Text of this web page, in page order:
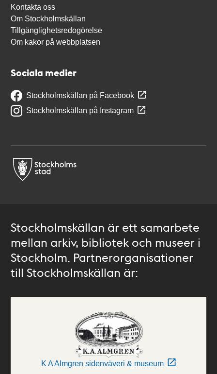
Kontakta oss
Om Stockholmskällan
Tillgänglighetsredogörelse
Om kakor på webbplatsen
Sociala medier
Stockholmskällan på Facebook
Stockholmskällan på Instagram
Stockholmskällan är ett samarbete
mellan arkiv, bibliotek och museer i
Stockholm. Partnerorganisationer
till Stockholmskällan är:
K A Almgren sidenväveri & museum